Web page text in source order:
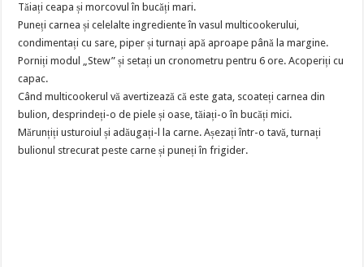
Tăiați ceapa și morcovul în bucăți mari.
Puneți carnea și celelalte ingrediente în vasul multicookerului,
condimentați cu sare, piper și turnați apă aproape până la margine.
Porniți modul „Stew” și setați un cronometru pentru 6 ore. Acoperiți cu
capac.
Când multicookerul vă avertizează că este gata, scoateți carnea din
bulion, desprindeți-o de piele și oase, tăiați-o în bucăți mici.
Mărunțiți usturoiul și adăugați-l la carne. Așezați într-o tavă, turnați
bulionul strecurat peste carne și puneți în frigider.